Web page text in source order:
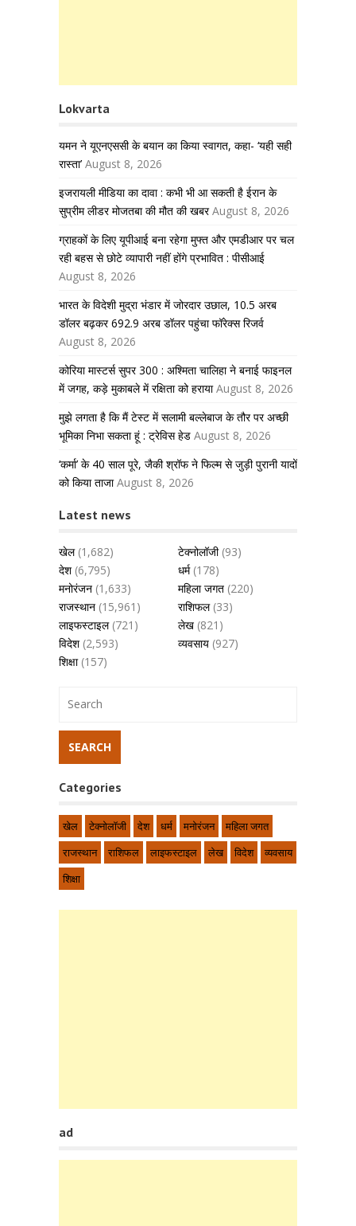
Lokvarta
यमन ने यूएनएससी के बयान का किया स्वागत, कहा- ‘यही सही
रास्ता’ August 8, 2026
इजरायली मीडिया का दावा : कभी भी आ सकती है ईरान के
सुप्रीम लीडर मोजतबा की मौत की खबर August 8, 2026
ग्राहकों के लिए यूपीआई बना रहेगा मुफ्त और एमडीआर पर चल
रही बहस से छोटे व्यापारी नहीं होंगे प्रभावित : पीसीआई
August 8, 2026
भारत के विदेशी मुद्रा भंडार में जोरदार उछाल, 10.5 अरब
डॉलर बढ़कर 692.9 अरब डॉलर पहुंचा फॉरेक्स रिजर्व
August 8, 2026
कोरिया मास्टर्स सुपर 300 : अश्मिता चालिहा ने बनाई फाइनल
में जगह, कड़े मुकाबले में रक्षिता को हराया August 8, 2026
मुझे लगता है कि मैं टेस्ट में सलामी बल्लेबाज के तौर पर अच्छी
भूमिका निभा सकता हूं : ट्रेविस हेड August 8, 2026
‘कर्मा’ के 40 साल पूरे, जैकी श्रॉफ ने फिल्म से जुड़ी पुरानी यादों
को किया ताजा August 8, 2026
Latest news
खेल(1,682) टेक्नोलॉजी(93)
देश(6,795) धर्म(178)
मनोरंजन (1,633) महिला जगत (220)
राजस्थान (15,961) राशिफल(33)
लाइफस्टाइल(721) लेख (821)
विदेश(2,593) व्यवसाय (927)
शिक्षा(157)
Categories
खेल टेक्नोलॉजी देश धर्म मनोरंजन
महिला जगत
राजस्थान
राशिफल लाइफस्टाइल लेख विदेश
व्यवसाय
शिक्षा
ad